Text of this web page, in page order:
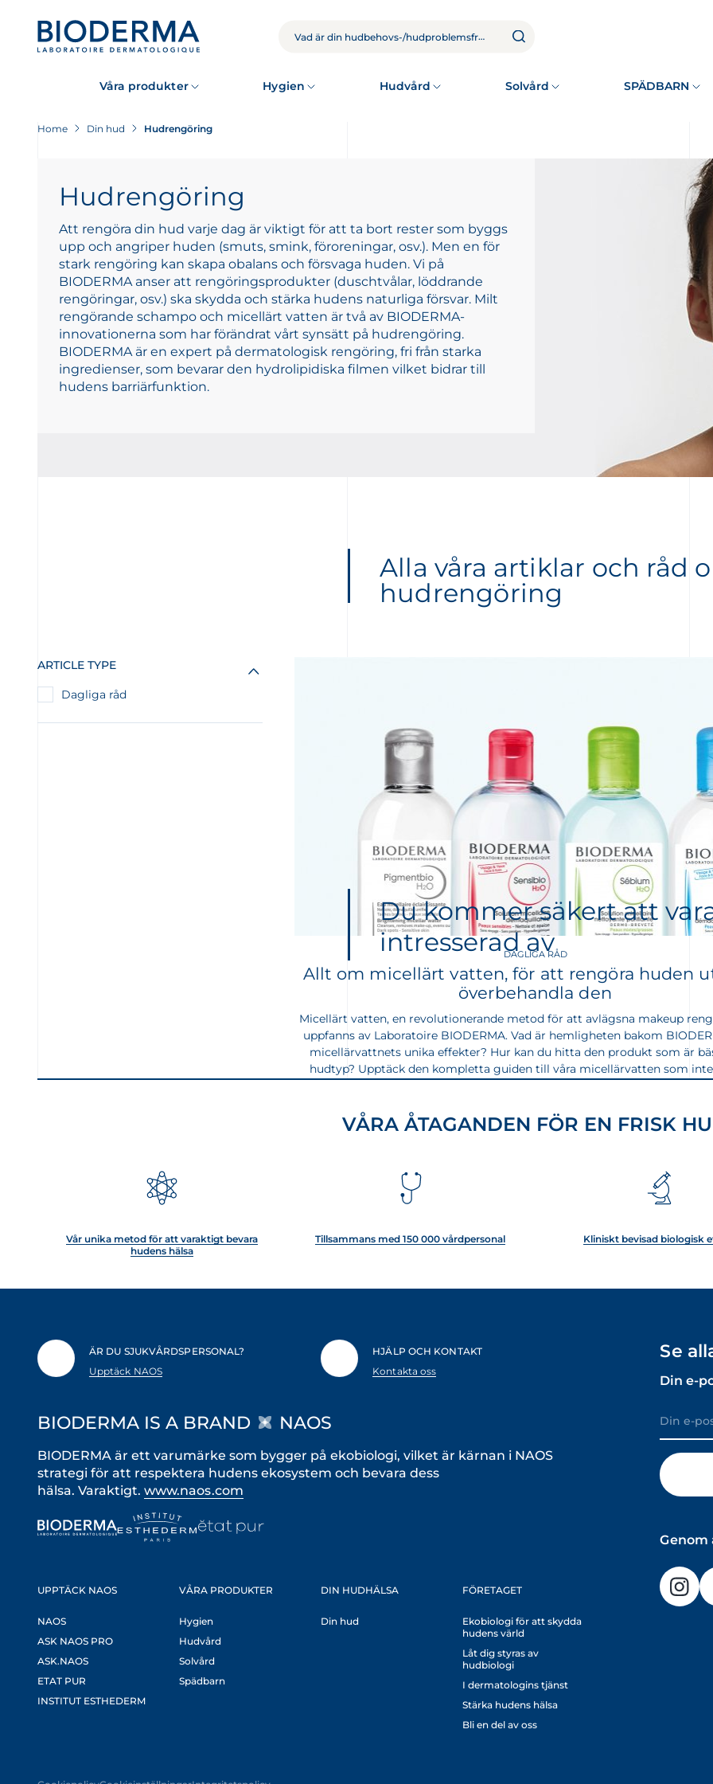
Våra produkter Hygien Hudvård Solvård SPÄDBARN
Home Din hud Hudrengöring
Hudrengöring
Att rengöra din hud varje dag är viktigt för att ta bort rester som byggs
upp och angriper huden (smuts, smink, föroreningar, osv.). Men en för
stark rengöring kan skapa obalans och försvaga huden. Vi på
BIODERMA anser att rengöringsprodukter (duschtvålar, löddrande
rengöringar, osv.) ska skydda och stärka hudens naturliga försvar. Milt
rengörande schampo och micellärt vatten är två av BIODERMA-
innovationerna som har förändrat vårt synsätt på hudrengöring.
BIODERMA är en expert på dermatologisk rengöring, fri från starka
ingredienser, som bevarar den hydrolipidiska filmen vilket bidrar till
hudens barriärfunktion.
Alla våra artiklar och råd
hudrengöring
ARTICLE TYPE
Dagliga råd
DAGLIGA RÅD
Allt om micellärt vatten, för att rengöra huden
överbehandla den
Micellärt vatten, en revolutionerande metod för att avlägsna makeup
uppfanns av Laboratoire BIODERMA. Vad är hemligheten bakom
micellärvattnets unika effekter? Hur kan du hitta den produkt som är
hudtyp? Upptäck den kompletta guiden till våra micellärvatten som
Du kommer säkert att
intresserad av
VÅRA ÅTAGANDEN FÖR EN FRISK
Vår unika metod för att varaktigt bevara
hudens hälsa
Tillsammans med 150 000 vårdpersonal Kliniskt bevisad biologisk
ÄR DU SJUKVÅRDSPERSONAL?
Upptäck NAOS
HJÄLP OCH KONTAKT
Kontakta oss
Se
Din e-
Genom
BIODERMA IS A BRAND NAOS
BIODERMA är ett varumärke som bygger på ekobiologi, vilket är kärnan i NAOS
strategi för att respektera hudens ekosystem och bevara dess
hälsa. Varaktigt. www.naos.com
UPPTÄCK NAOS
NAOS
ASK NAOS PRO
ASK.NAOS
ETAT PUR
INSTITUT ESTHEDERM
VÅRA PRODUKTER
Hygien
Hudvård
Solvård
Spädbarn
DIN HUDHÄLSA
Din hud
FÖRETAGET
Ekobiologi för att skydda
hudens värld
Låt dig styras av
hudbiologi
I dermatologins tjänst
Stärka hudens hälsa
Bli en del av oss